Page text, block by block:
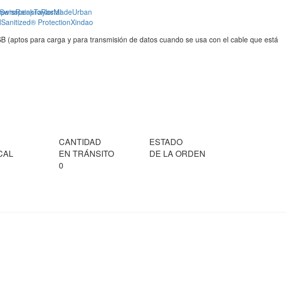
RainproRastal
TaylorMadeUrban
Sanitized® ProtectionXindao
para carga y para transmisión de datos cuando se usa con el cable que está
CANTIDAD
EN TRÁNSITO
ESTADO
DE LA ORDEN
0